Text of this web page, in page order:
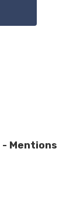
- Mentions